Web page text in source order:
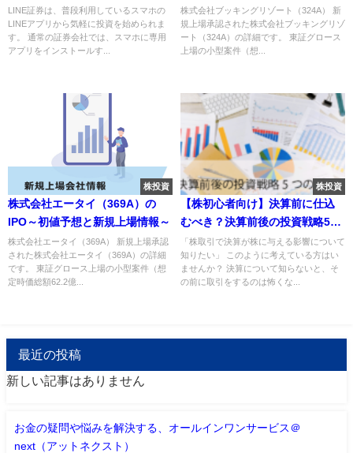
LINE証券は、普段利用しているスマホの
LINEアプリから気軽に投資を始められま
す。 通常の証券会社では、スマホに専用
アプリをインストールす...
規上場情報～
株式会社ブッキングリゾート（324A） 新
規上場承認された株式会社ブッキングリゾ
ート（324A）の詳細です。 東証グロース
上場の小型案件（想...
株投資
株式会社エータイ（369A）の
IPO～初値予想と新規上場情報～
株式会社エータイ（369A） 新規上場承認
された株式会社エータイ（369A）の詳細
です。 東証グロース上場の小型案件（想
定時価総額62.2億...
株投資
【株初心者向け】決算前に仕込
むべき？決算前後の投資戦略5つ
のポイント
「株取引で決算が株に与える影響について
知りたい」 このように考えている方はい
ませんか？ 決算について知らないと、そ
の前に取引をするのは怖くな...
最近の投稿
新しい記事はありません
お金の疑問や悩みを解決する、オールインワンサービス＠
next（アットネクスト）